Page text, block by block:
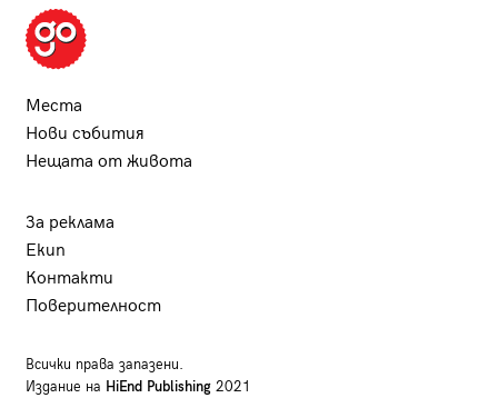
Места
Нови събития
Нещата от живота
За реклама
Екип
Контакти
Поверителност
Всички права запазени.
Издание на HiEnd Publishing2021